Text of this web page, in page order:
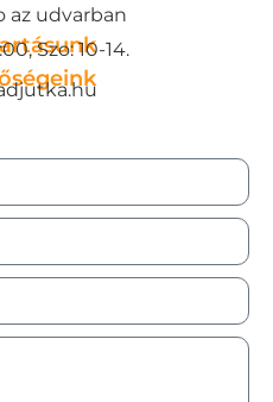
az udvarban
Szo: 10-14.